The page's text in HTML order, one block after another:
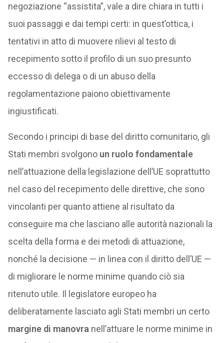
negoziazione “assistita”, vale a dire chiara in tutti i
suoi passaggi e dai tempi certi: in quest’ottica, i
tentativi in atto di muovere rilievi al testo di
recepimento sotto il profilo di un suo presunto
eccesso di delega o di un abuso della
regolamentazione paiono obiettivamente
ingiustificati.
Secondo i principi di base del diritto comunitario, gli
Stati membri svolgono un ruolo fondamentale
nell’attuazione della legislazione dell’UE soprattutto
nel caso del recepimento delle direttive, che sono
vincolanti per quanto attiene al risultato da
conseguire ma che lasciano alle autorità nazionali la
scelta della forma e dei metodi di attuazione,
nonché la decisione — in linea con il diritto dell’UE —
di migliorare le norme minime quando ciò sia
ritenuto utile. Il legislatore europeo ha
deliberatamente lasciato agli Stati membri un certo
margine di manovra nell’attuare le norme minime in